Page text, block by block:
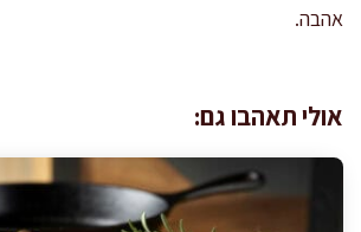
אהבה.
אולי תאהבו גם: